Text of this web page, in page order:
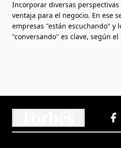
Incorporar diversas
ventaja para el negocio. En ese
empresas "están escuchando" y
"conversando" es clave, según